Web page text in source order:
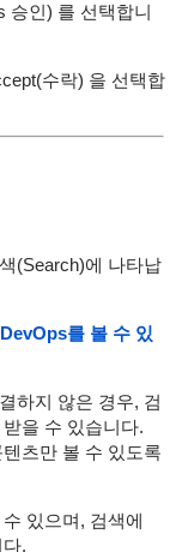
승인) 를 선택합니
수락) 을 선택합
(Search)에 나타납
를 볼 수 있
하지 않은 경우, 검
을 수 있습니다.
츠만 볼 수 있도록
있으며, 검색에
.